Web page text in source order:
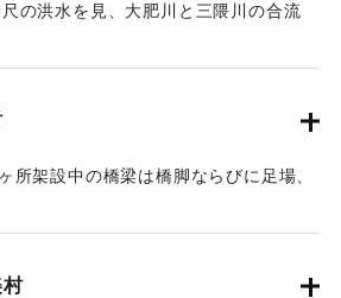
動して万一を警戒し、非常な混雑を
朝から小雨模様で一様に愁眉を開い
大部分田植えしていないため、苗代
った。
の洪水を見、大肥川と三隈川の合流
12年6月22日 朝刊7面】
所架設中の橋梁は橋脚ならびに足場、
とができない。
12年6月22日 朝刊7面】